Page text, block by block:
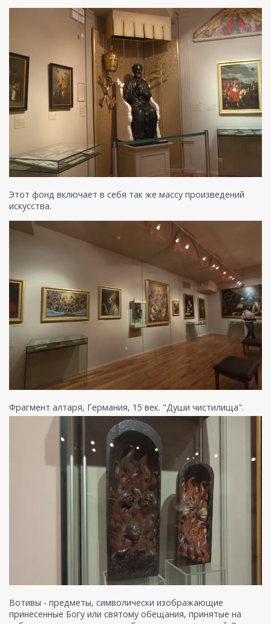
Этот фонд включает в себя так же массу произведений
искусства.
Фрагмент алтаря, Германия, 15 век. "Души чистилища".
Вотивы - предметы, символически изображающие
принесенные Богу или святому обещания, принятые на